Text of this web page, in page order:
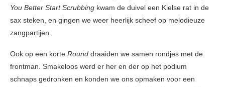
You Better Start Scrubbing kwam de duivel een Kielse rat in de
sax steken, en gingen we weer heerlijk scheef op melodieuze
zangpartijen.
Ook op een korte Round draaiden we samen rondjes met de
frontman. Smakeloos werd er her en der op het podium
schnaps gedronken en konden we ons opmaken voor een